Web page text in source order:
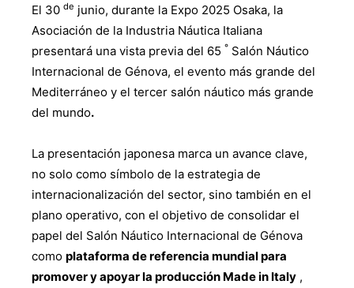
El 30 de junio, durante la Expo 2025 Osaka, la
Asociación de la Industria Náutica Italiana
presentará una vista previa del 65 ° Salón Náutico
Internacional de Génova, el evento más grande del
Mediterráneo y el tercer salón náutico más grande
del mundo.
La presentación japonesa marca un avance clave,
no solo como símbolo de la estrategia de
internacionalización del sector, sino también en el
plano operativo, con el objetivo de consolidar el
papel del Salón Náutico Internacional de Génova
como plataforma de referencia mundial para
promover y apoyar la producción Made in Italy ,